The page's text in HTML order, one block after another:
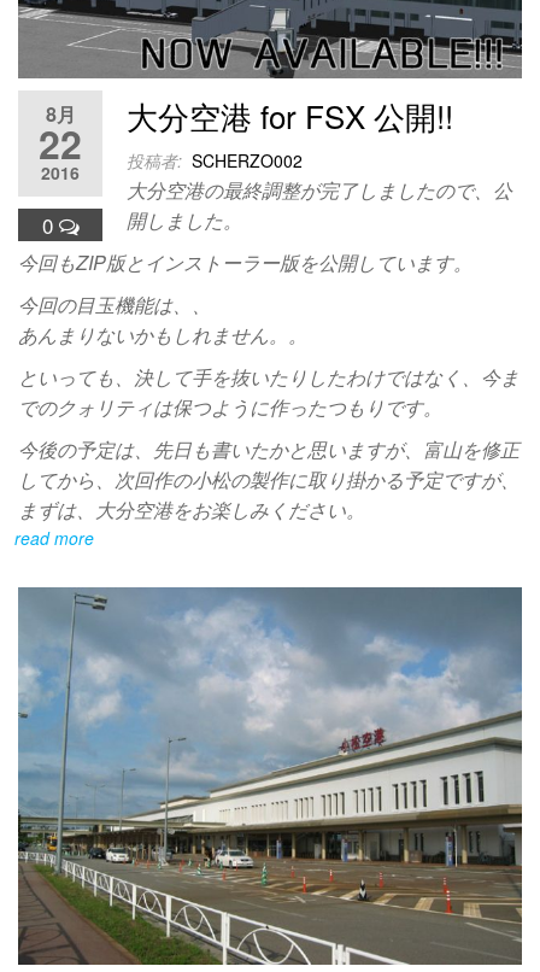
8月
22
2016
0
大分空港 for FSX 公開!!
投稿者: SCHERZO002
大分空港の最終調整が完了しましたので、公
開しました。
今回もZIP版とインストーラー版を公開しています。
今回の目玉機能は、、
あんまりないかもしれません。。
といっても、決して手を抜いたりしたわけではなく、今ま
でのクォリティは保つように作ったつもりです。
今後の予定は、先日も書いたかと思いますが、富山を修正
してから、次回作の小松の製作に取り掛かる予定ですが、
まずは、大分空港をお楽しみください。
read more